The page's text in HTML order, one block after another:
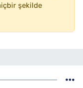
şekilde